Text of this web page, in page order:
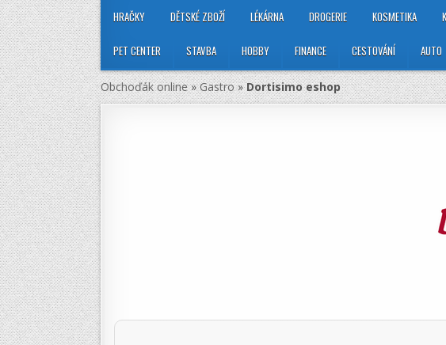
HRAČKY DĚTSKÉ ZBOŽÍ LÉKÁRNA DROGERIE KOSMETIKA
PET CENTER STAVBA HOBBY FINANCE CESTOVÁNÍ AUTO
Obchoďák online»Gastro»Dortisimo eshop